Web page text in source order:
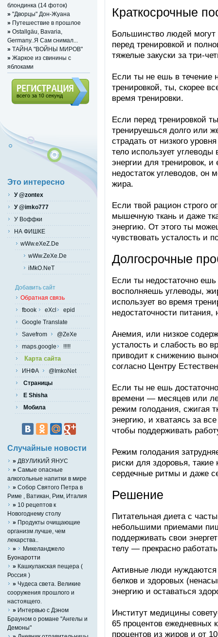
Краткосрочные
Большинство людей могут
перед тренировкой и
тяжелые закуски за три-
Если ты не ешь в течение
тренировкой, ты, скорее
время тренировки.
Если перед тренировкой
тренируешься долго или
страдать от низкого
тело использует углеводы
энергии для тренировок,
недостаток углеводов, он
жира.
Если твой рацион строго
мышечную ткань и даже
энергию. От этого ты
чувствовать усталость и
Долгосрочные
Если ты недостаточно
восполняешь углеводы,
использует во время
недостаточности
Анемия, или низкое
усталость и слабость во
приводит к снижению
согласно Центру
Если ты не ешь
времени — месяцев или
режим голодания, сжигая
энергию, и хватаясь за
чтобы поддерживать
Режим голодания
риски для здоровья, такие
сердечные ритмы и даже
Решение
Питательная диета с
небольшими приемами
поддерживать свои
телу — прекрасно
Активные люди нуждаются
белков и здоровых
энергию и оставаться
Институт медицины
65 процентов ежедневных
процентов из жиров и от
блондинка (14 фоток)
» "Дворцы" Дон-Жуана
» Путешествие в прошлое
» Ostallgäu, Bavaria,
Germany..Я Сам снимал...
» ТАЙНА "ВОЙНЫ МИРОВ"
» Жаркое из свинины с
яблоками
Это интересно
У @zontex
У @imko777
У Воффки
НА ФИШКЕ
wWw.eXeZ.De
wWw.ZeXe.De
iMkO.NeT
Добавить сайт
Обратная связь
fbook
eXcl
epid
Google Translate
Savefrom
@ZeXe
maps.google
!!!!!
Карта сайта
ИНФА
@ImkoNet
Страницы
E Shisha
Мобила
Случайные новости
» ДВУЛИКИЙ ЯНУС
» Cамые опасные
алкогольные напитки в мире
» Собор Святого Петра в
Риме , Ватикан, Рим, Италия
» 10 рецептов к
Hовогоднему столу
» Продукты очищающие
организм лучше, чем
лекарства..
»
Микеланджело
Буонаротти
» Кашкулакская пещера (
Россия )
» Чудеса света. Великие
сооружения прошлого и
настоящего.
» Интервью с Дэном
Брауном о романе "Ангелы и
Демоны"